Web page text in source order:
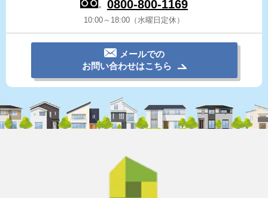
0800-800-1169
10:00～18:00（水曜日定休）
メールでの
お問い合わせはこちら